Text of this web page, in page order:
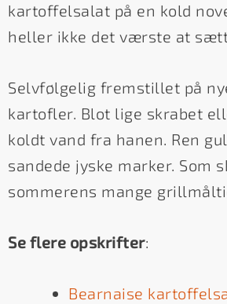
kartoffelsalat på en kold
heller ikke det værste at
Selvfølgelig fremstillet på
kartofler. Blot lige skrabet
koldt vand fra hanen. Ren
sandede jyske marker. Som
sommerens mange
Se flere opskrifter:
Bearnaise